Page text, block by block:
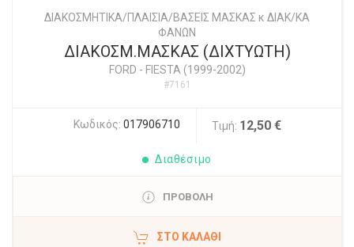
ΔΙΑΚΟΣΜΗΤΙΚΑ/ΠΛΑΙΣΙΑ/ΒΑΣΕΙΣ ΜΑΣΚΑΣ κ ΔΙΑΚ/ΚΑ
ΦΑΝΩΝ
ΔΙΑΚΟΣΜ.ΜΑΣΚΑΣ (ΔΙΧΤΥΩΤΗ)
FORD - FIESTA (1999-2002)
#7161
Κωδικός: 017906710 Τιμή: 12,50 €
Διαθέσιμο
ΠΡΟΒΟΛΗ
ΣΤΟ ΚΑΛΆΘΙ